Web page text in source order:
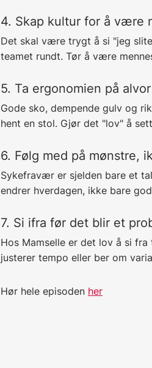
4. Skap kultur for å være
Det skal være trygt å si "jeg
teamet rundt. Tør å være
5. Ta ergonomien på alvor
Gode sko, dempende gulv og
hent en stol. Gjør det "lov" å
6. Følg med på mønstre,
Sykefravær er sjelden bare et
endrer hverdagen, ikke bare
7. Si ifra før det blir et
Hos Mamselle er det lov å si
justerer tempo eller ber om
Hør hele episoden her